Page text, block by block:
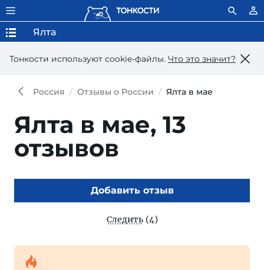
Тонкости используют сookie-файлы. Что это значит?
Ялта
Россия Отзывы о России Ялта в мае
Ялта в мае, 13
отзывов
Добавить отзыв
Следить (4)